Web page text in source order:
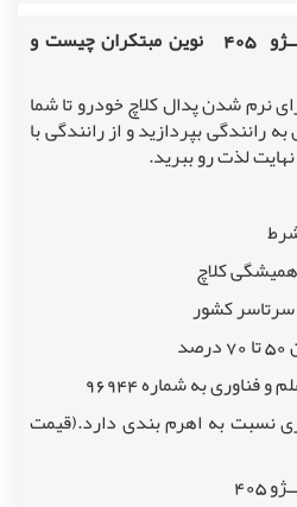
405 نوین مبتکرانچیست و
طبی پــژو 405 برای نرم شدن پدال کلاچ خودرو تا شما
رانندگی بپردازید و از رانندگی با
.
نسبت به اهرم بندی دارد.(قیمت